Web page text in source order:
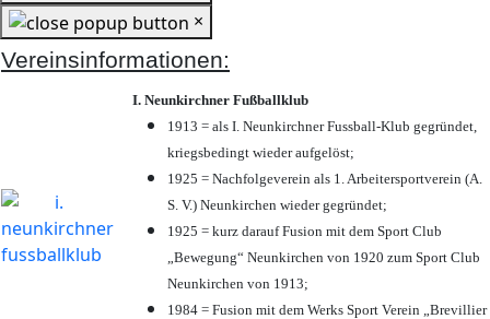
×
Vereinsinformationen:
I. Neunkirchner Fußballklub
1913 = als I. Neunkirchner Fussball-Klub gegründet,
kriegsbedingt wieder aufgelöst;
1925 = Nachfolgeverein als 1. Arbeitersportverein (A.
S. V.) Neunkirchen wieder gegründet;
1925 = kurz darauf Fusion mit dem Sport Club
„Bewegung“ Neunkirchen von 1920 zum Sport Club
Neunkirchen von 1913;
1984 = Fusion mit dem Werks Sport Verein „Brevillier